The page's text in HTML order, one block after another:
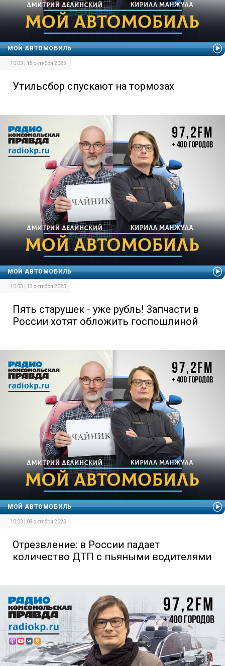
МОЙ АВТОМОБИЛЬ
10:03 | 15 октября 2025
Утильсбор спускают на тормозах
МОЙ АВТОМОБИЛЬ
10:03 | 13 октября 2025
Пять старушек - уже рубль! Запчасти в
России хотят обложить госпошлиной
МОЙ АВТОМОБИЛЬ
10:03 | 08 октября 2025
Отрезвление: в России падает
количество ДТП с пьяными водителями